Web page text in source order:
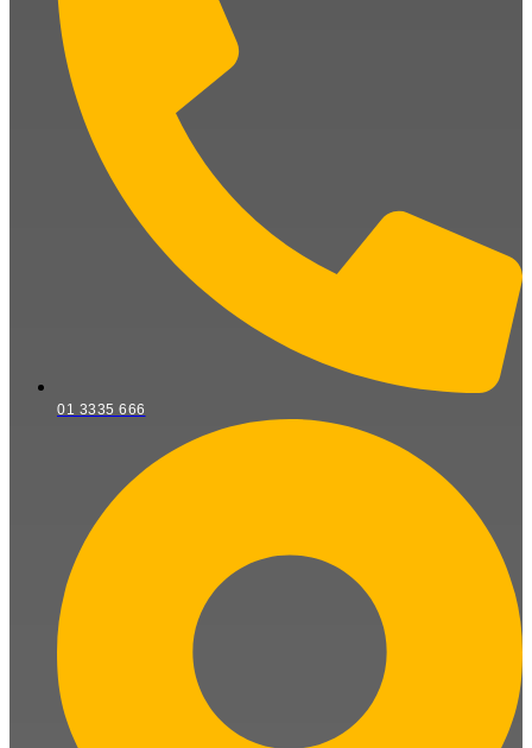
01 3335 666